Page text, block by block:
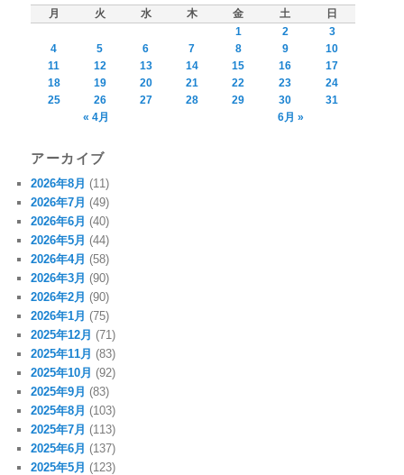
月 火 水 木 金 土
日
1
2
3
4
5 6 7 8 9
10
11
12 13 14 15 16
17
18
19 20 21 22 23
24
25
26 27 28 29 30
31
« 4月
6月 »
アーカイブ
2026年8月 (11)
2026年7月 (49)
2026年6月 (40)
2026年5月 (44)
2026年4月 (58)
2026年3月 (90)
2026年2月 (90)
2026年1月 (75)
2025年12月 (71)
2025年11月 (83)
2025年10月 (92)
2025年9月 (83)
2025年8月 (103)
2025年7月 (113)
2025年6月 (137)
2025年5月 (123)